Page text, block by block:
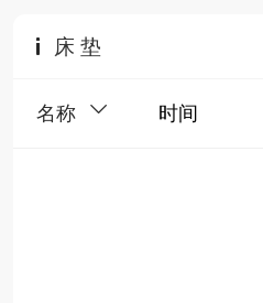
床 垫
名称 时间